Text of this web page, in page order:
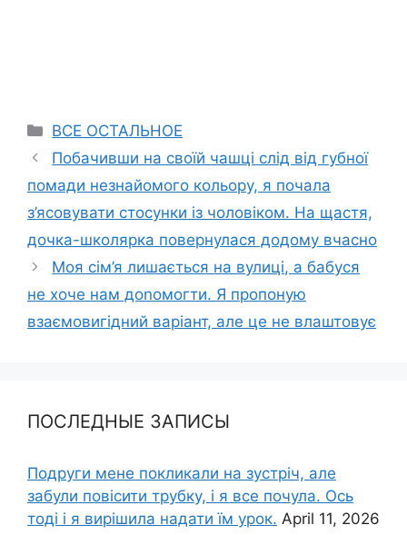
Categories
ВСЕ ОСТАЛЬНОЕ
Побачивши на своїй чашці слід від губної
помади незнайомого кольору, я почала
з’ясовувати стосунки із чоловіком. На щастя,
дочка-школярка повернулася додому вчасно
Моя сім’я лишається на вулиці, а бабуся
не хоче нам доnомогти. Я пропоную
взаємовигідний варіант, але це не влаштовує
ПОСЛЕДНЫЕ ЗАПИСЫ
Подруги мене покликали на зустріч, але
забули повісити трубку, і я все почула. Ось
тоді і я вирішила надати їм урок. April 11, 2026